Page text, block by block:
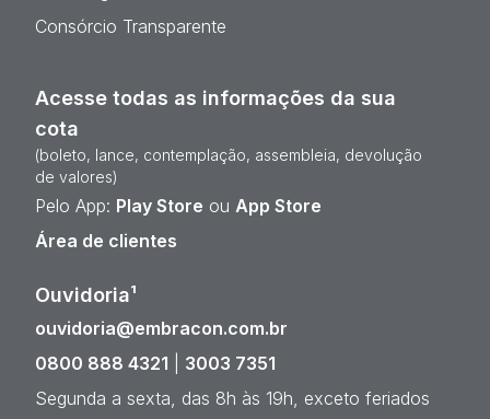
Consórcio Transparente
Acesse todas as informações da sua
cota
(boleto, lance, contemplação, assembleia, devolução
de valores)
Pelo App: Play Store ou App Store
Área de clientes
Ouvidoria¹
ouvidoria@embracon.com.br
0800 888 4321
3003 7351
Segunda a sexta, das 8h às 19h, exceto feriados